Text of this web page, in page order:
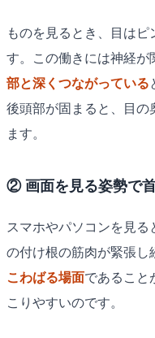
ものを見るとき、目はピ
す。この働きには神経が
部と深くつながっている
後頭部が固まると、目の
ます。
② 画面を見る姿勢で
スマホやパソコンを見
の付け根の筋肉が緊張し
こわばる場面であること
こりやすいのです。